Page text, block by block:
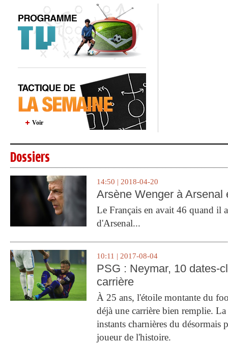
Voir
Dossiers
14:50 | 2018-04-20
Arsène Wenger à Arsenal
Le Français en avait 46 quand il
d'Arsenal...
10:11 | 2017-08-04
PSG : Neymar, 10 dates-
carrière
À 25 ans, l'étoile montante du
déjà une carrière bien remplie.
instants charnières du désormais
joueur de l'histoire.